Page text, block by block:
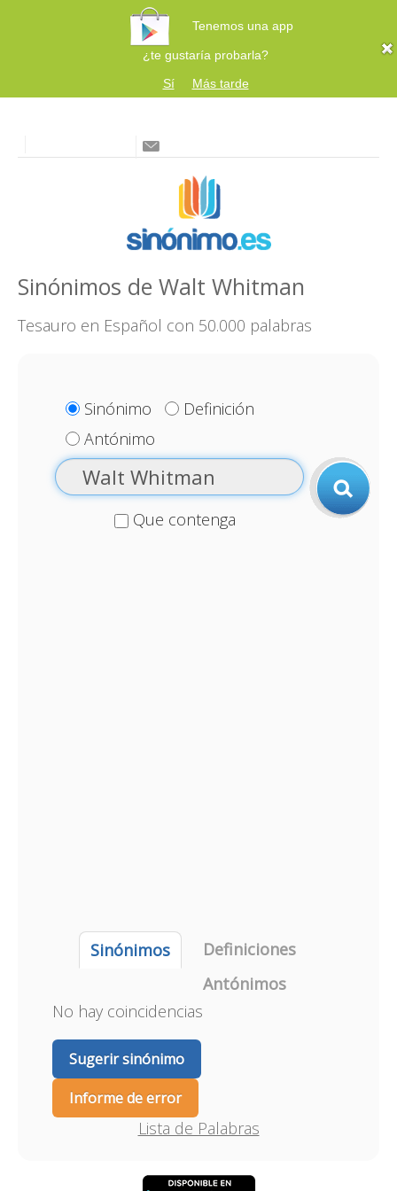
Tenemos una app
¿te gustaría probarla?
Sí
Más tarde
Sinónimos de Walt Whitman
Tesauro en Español con 50.000 palabras
Sinónimo
Definición
Antónimo
Que contenga
Sinónimos
Definiciones
Antónimos
No hay coincidencias
Sugerir sinónimo
Informe de error
Lista de Palabras